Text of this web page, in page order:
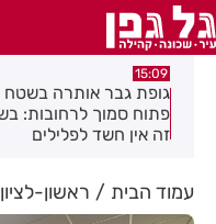
14:49
שי לראש השנה לחיילות
ולחיילי חולון ולמתנדבות
ומתנדבי השירות
עמוד הבית ראשון-לציון